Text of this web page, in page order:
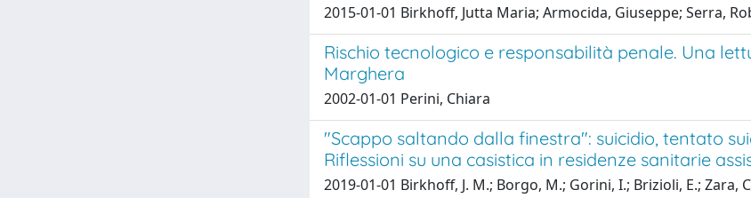
2015-01-01 Birkhoff, Jutta Maria; Armocida, Giuseppe; Serra,
Rischio tecnologico e responsabilità penale. Una
Marghera
2002-01-01 Perini, Chiara
"Scappo saltando dalla finestra": suicidio, tentato
Riflessioni su una casistica in residenze sanitarie
2019-01-01 Birkhoff, J. M.; Borgo, M.; Gorini, I.; Brizioli, E.; Zara,